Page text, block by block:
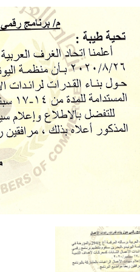
المعرض الدولي للاحذية
معرض
النشرة الاسبوعية
اعلان
النشرة الشهرية لاسعار